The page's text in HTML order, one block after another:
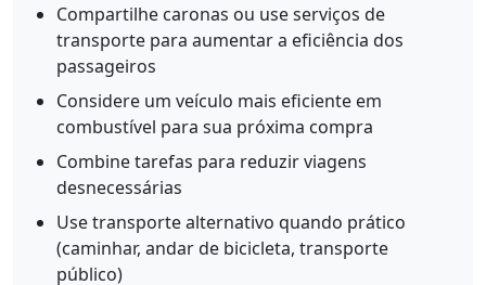
Compartilhe caronas ou use serviços de
transporte para aumentar a eficiência dos
passageiros
Considere um veículo mais eficiente em
combustível para sua próxima compra
Combine tarefas para reduzir viagens
desnecessárias
Use transporte alternativo quando prático
(caminhar, andar de bicicleta, transporte
público)